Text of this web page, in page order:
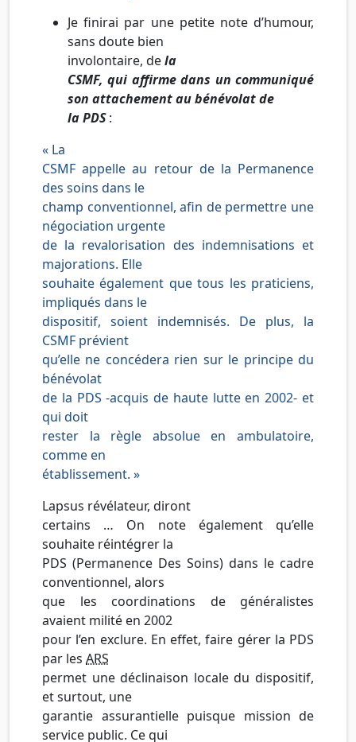
Je finirai par une petite note d’humour,
sans doute bien
involontaire, dela
CSMF, qui affirme dans un communiqué
son attachement aubénévolatde
la PDS:
« La
CSMF appelle au retour de la Permanence
des soins dans le
champ conventionnel, afin de permettre une
négociation urgente
de la revalorisation des indemnisations et
majorations. Elle
souhaite également que tous les praticiens,
impliqués dans le
dispositif, soient indemnisés. De plus, la
CSMF prévient
qu’elle ne concédera rien sur le principe du
bénévolat
de la PDS -acquis de haute lutte en 2002- et
qui doit
rester la règle absolue en ambulatoire,
comme en
établissement. »
Lapsus révélateur, diront
certains … On note également qu’elle
souhaite réintégrer la
PDS (Permanence Des Soins) dans le cadre
conventionnel, alors
que les coordinations de généralistes
avaient milité en 2002
pour l’en exclure. En effet, faire gérer la PDS
par les ARS
permet une déclinaison locale du dispositif,
et surtout, une
garantie assurantielle puisque mission de
service public. Ce qui